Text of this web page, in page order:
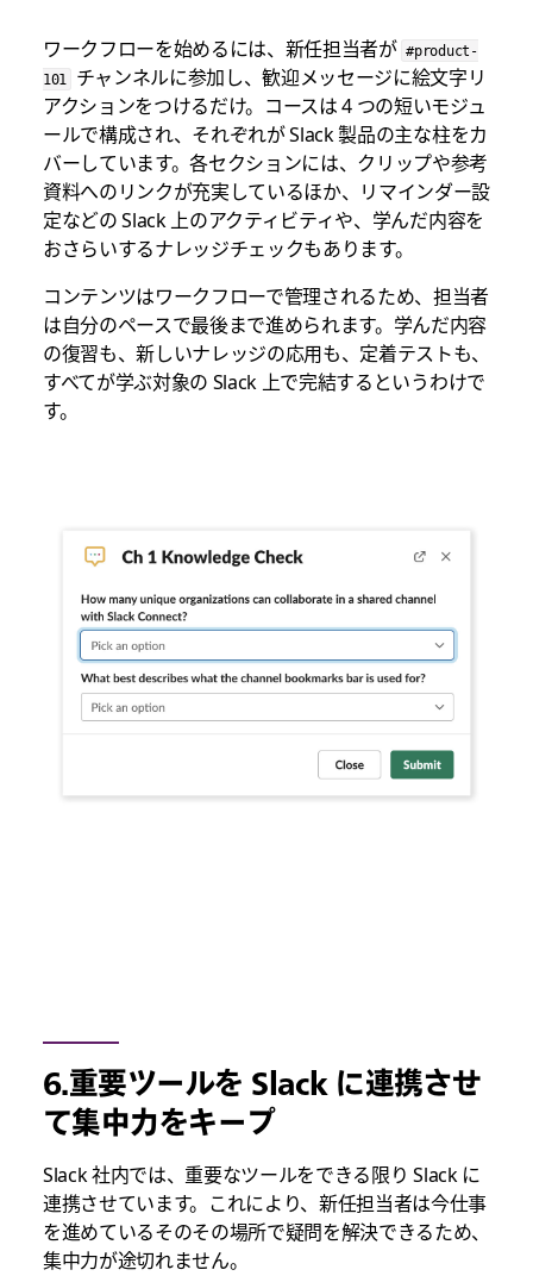
ワークフローを始めるには、 新任担当者が #product-
101
チャンネルに参加し、歓迎メッセージに絵文字リ
アクションをつけるだけ。コースは 4 つの短いモジュ
ールで構成され、それぞれが Slack 製品の主な柱をカ
バーしています。各セクションには、クリップや参考
資料へのリンクが充実しているほか、リマインダー設
定などの Slack 上のアクティビティや、学んだ内容を
おさらいするナレッジチェックもあります。
コンテンツはワークフローで管理されるため、担当者
は自分のペースで最後まで進められます。学んだ内容
の復習も、新しいナレッジの応用も、定着テストも、
すべてが学ぶ対象の Slack 上で完結するというわけで
す。
6.重要ツールを Slack に連携させ
て集中力をキープ
Slack 社内では、重要なツールをできる限り Slack に
連携させています。これにより、新任担当者は今仕事
を進めているそのその場所で疑問を解決できるため、
集中力が途切れません。